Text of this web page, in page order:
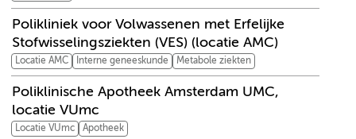
Polikliniek voor Volwassenen met Erfelijke
Stofwisselingsziekten (VES) (locatie AMC)
Locatie AMC Interne geneeskunde Metabole ziekten
Poliklinische Apotheek Amsterdam UMC,
locatie VUmc
Locatie VUmc Apotheek